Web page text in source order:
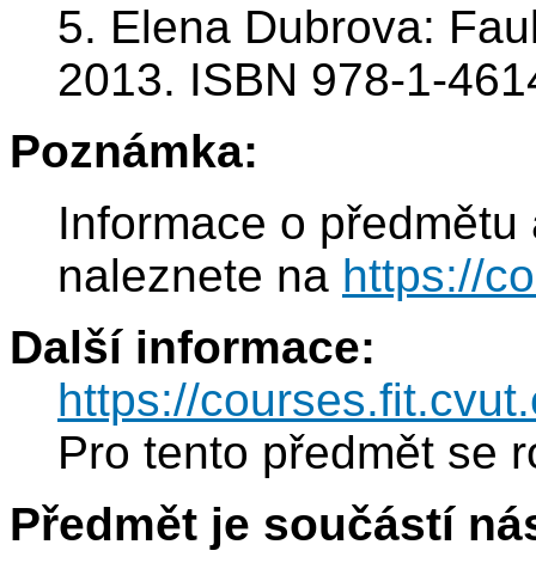
5. Elena Dubrova:
2013. ISBN 978-1-
Poznámka:
Informace o
naleznete na https://
Další informace:
https://
Pro tento předmět se
Předmět je součástí